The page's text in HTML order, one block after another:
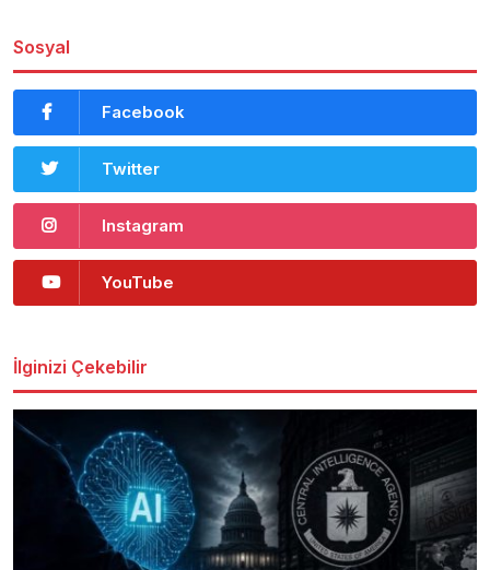
Sosyal
Facebook
Twitter
Instagram
YouTube
İlginizi Çekebilir